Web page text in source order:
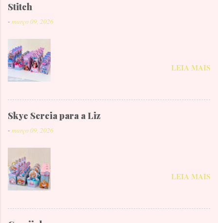
Stitch
- março 09, 2026
LEIA MAIS
Skye Sereia para a Liz
- março 09, 2026
LEIA MAIS